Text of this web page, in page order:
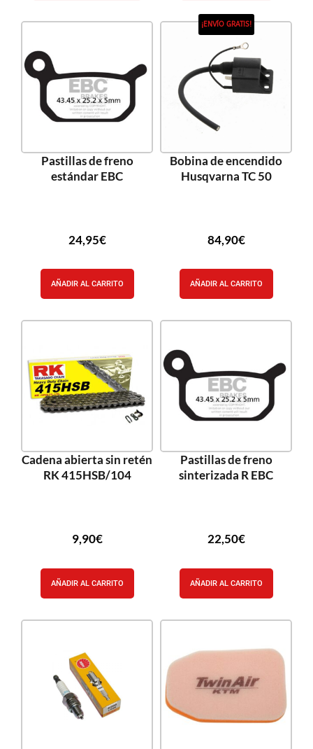
Pastillas de freno
estándar EBC
24,95€
AÑADIR AL CARRITO
¡ENVÍO GRATIS!
Bobina de encendido
Husqvarna TC 50
84,90€
AÑADIR AL CARRITO
Cadena abierta sin retén
RK 415HSB/104
9,90€
AÑADIR AL CARRITO
Pastillas de freno
sinterizada R EBC
22,50€
AÑADIR AL CARRITO